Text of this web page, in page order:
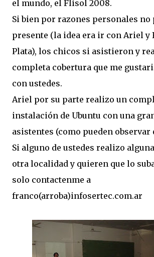
el mundo, el Flisol 2008.
Si bien por razones personales no
presente (la idea era ir con Ariel y
Plata), los chicos si asistieron y
completa cobertura que me
con ustedes.
Ariel por su parte realizo un
instalación de Ubuntu con una
asistentes (como pueden observar
Si alguno de ustedes realizo
otra localidad y quieren que lo
solo contactenme a
franco(arroba)infosertec.com.ar